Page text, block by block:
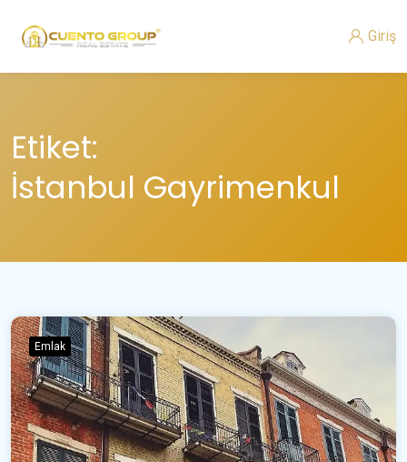
Giriş
Etiket:
İstanbul Gayrimenkul
Emlak